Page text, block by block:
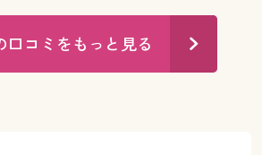
口コミをもっと見る